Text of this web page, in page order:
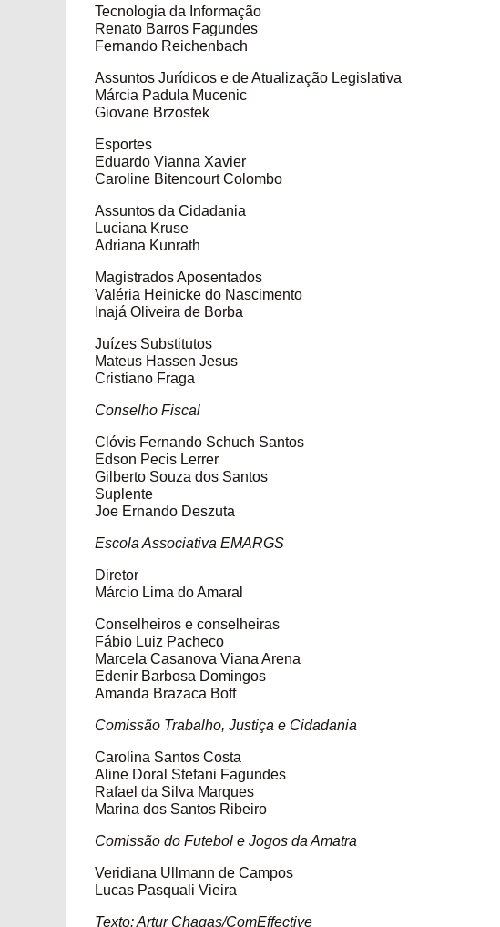
Tecnologia da Informação
Renato Barros Fagundes
Fernando Reichenbach
Assuntos Jurídicos e de Atualização Legislativa
Márcia Padula Mucenic
Giovane Brzostek
Esportes
Eduardo Vianna Xavier
Caroline Bitencourt Colombo
Assuntos da Cidadania
Luciana Kruse
Adriana Kunrath
Magistrados Aposentados
Valéria Heinicke do Nascimento
Inajá Oliveira de Borba
Juízes Substitutos
Mateus Hassen Jesus
Cristiano Fraga
Conselho Fiscal
Clóvis Fernando Schuch Santos
Edson Pecis Lerrer
Gilberto Souza dos Santos
Suplente
Joe Ernando Deszuta
Escola Associativa EMARGS
Diretor
Márcio Lima do Amaral
Conselheiros e conselheiras
Fábio Luiz Pacheco
Marcela Casanova Viana Arena
Edenir Barbosa Domingos
Amanda Brazaca Boff
Comissão Trabalho, Justiça e Cidadania
Carolina Santos Costa
Aline Doral Stefani Fagundes
Rafael da Silva Marques
Marina dos Santos Ribeiro
Comissão do Futebol e Jogos da Amatra
Veridiana Ullmann de Campos
Lucas Pasquali Vieira
Texto: Artur Chagas/ComEffective